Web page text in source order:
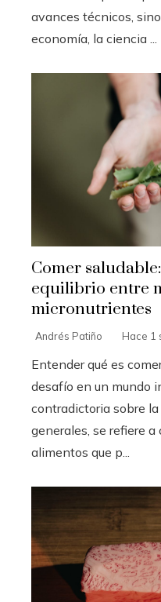
avances técnicos,
economía, la ciencia ...
Comer
equilibrio entre
micronutrientes
Andrés Patiño Hace 1
Entender qué es
desafío en un mundo
contradictoria sobre
generales, se refiere
alimentos que p...